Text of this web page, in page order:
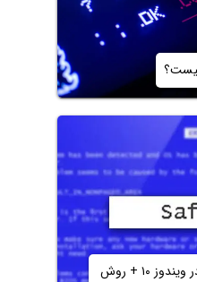
روش ورود به Safe Mode در ویندوز ۱۰ + روش